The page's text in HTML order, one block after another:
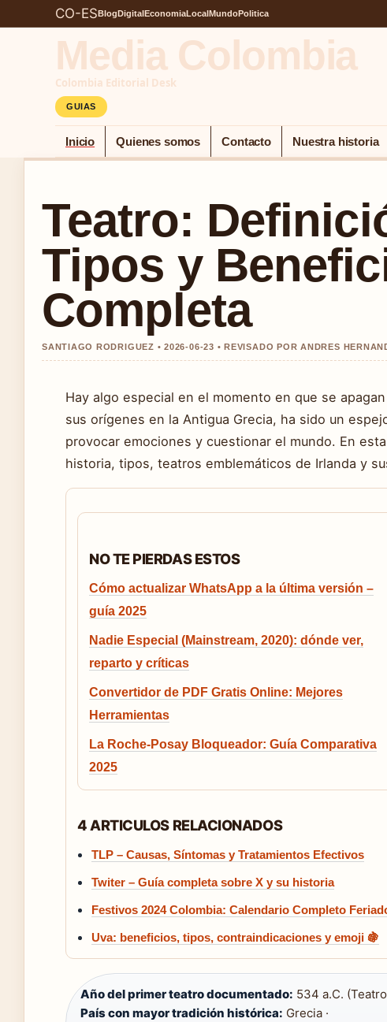
CO-ESBlogDigitalEconomiaLocalMundoPolitica
Media Colombia
Colombia Editorial Desk
GUIAS
Inicio Quienes somos Contacto Nuestra historia
Teatro:
Tipos y
Completa
SANTIAGO RODRIGUEZ • 2026-06-23 • REVISADO POR ANDRES
Hay algo especial en el momento en que se
sus orígenes en la Antigua Grecia, ha sido un
provocar emociones y cuestionar el mundo. En
historia, tipos, teatros emblemáticos de Irlanda y
NO TE PIERDAS ESTOS
Cómo actualizar WhatsApp a la última versión –
guía 2025
Nadie Especial (Mainstream, 2020): dónde ver,
reparto y críticas
Convertidor de PDF Gratis Online: Mejores
Herramientas
La Roche-Posay Bloqueador: Guía Comparativa
2025
4 ARTICULOS RELACIONADOS
TLP – Causas, Síntomas y Tratamientos Efectivos
Twiter – Guía completa sobre X y su historia
Festivos 2024 Colombia: Calendario Completo
Uva: beneficios, tipos, contraindicaciones y emoji 🍇
Año del primer teatro documentado: 534 a.C.
País con mayor tradición histórica: Grecia ·